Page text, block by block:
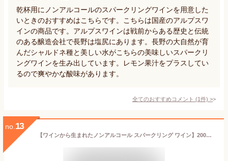
乾杯用にノンアルコールのスパークリングワインを用意した
いときのおすすめはこちらです。こちらは国産のアルプスワ
インの商品です。アルプスワインは戦前からある歴史と伝統
のある醸造会社で長野は塩尻にあります。長野の大自然が育
んだシャルドネ種と美しい水がこちらの美味しいスパークリ
ングワインを生み出しています。レモン果汁をプラスしてい
るので爽やかな酸味があります。
全てのおすすめコメント (1件) >
no. 13
【ワインから生まれたノンアルコール スパークリング ワイン】200ml×6本セット デュク ドゥ モンターニュ （泡・白） オリジナルボックス入り